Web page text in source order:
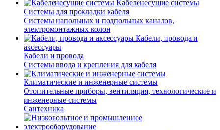
Кабеленесущие системы
Системы для прокладки кабеля
Системы напольных и подпольных каналов,
электромонтажных колон
Кабели, провода и
аксессуары
Кабели и провода
Системы ввода и крепления для кабеля
Климатические и инженерные системы
Отопительные приборы, вентиляция, технологические и
инженерные системы
Сантехника